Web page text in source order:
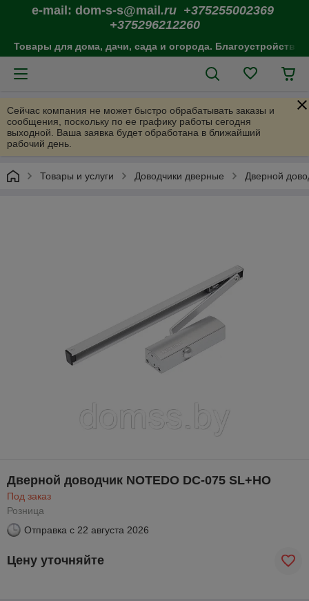
e-mail: dom-s-s@mail .ru +375255002369
+375296212260
Товары для дома, дачи, сада и огорода. Благоустройство
Сейчас компания не может быстро обрабатывать заказы и
сообщения, поскольку по ее графику работы сегодня
выходной. Ваша заявка будет обработана в ближайший
рабочий день.
Товары и услуги Доводчики дверные Дверной
Дверной доводчик NOTEDO DC-075 SL+HO
Под заказ
Розница
Отправка с 22 августа 2026
Цену уточняйте